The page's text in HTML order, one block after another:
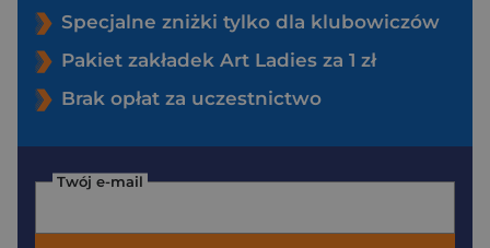
Specjalne zniżki tylko dla klubowiczów
Pakiet zakładek Art Ladies za 1 zł
Brak opłat za uczestnictwo
Twój e-mail